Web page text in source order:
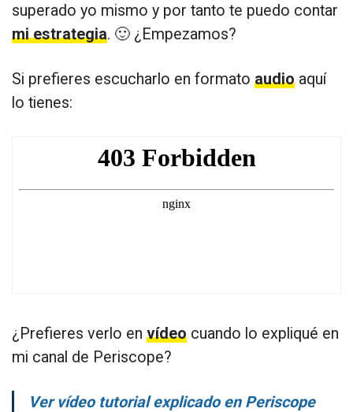
superado yo mismo y por tanto te puedo contar
mi estrategia. 🙂 ¿Empezamos?
Si prefieres escucharlo en formato audio aquí
lo tienes:
¿Prefieres verlo en vídeo cuando lo expliqué en
mi canal de Periscope?
Ver vídeo tutorial explicado en Periscope